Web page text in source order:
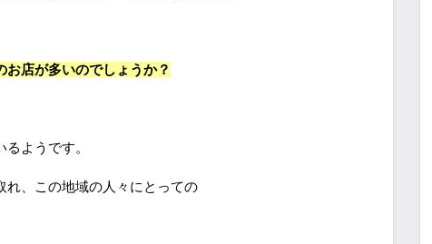
店が多いのでしょうか？
ようです。
れ、この地域の人々にとっての